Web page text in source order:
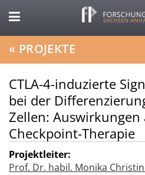
« PROJEKTE
CTLA-4-induzierte
bei der
Zellen:
Checkpoint-Therapie
Projektleiter:
Prof. Dr. habil. Monika